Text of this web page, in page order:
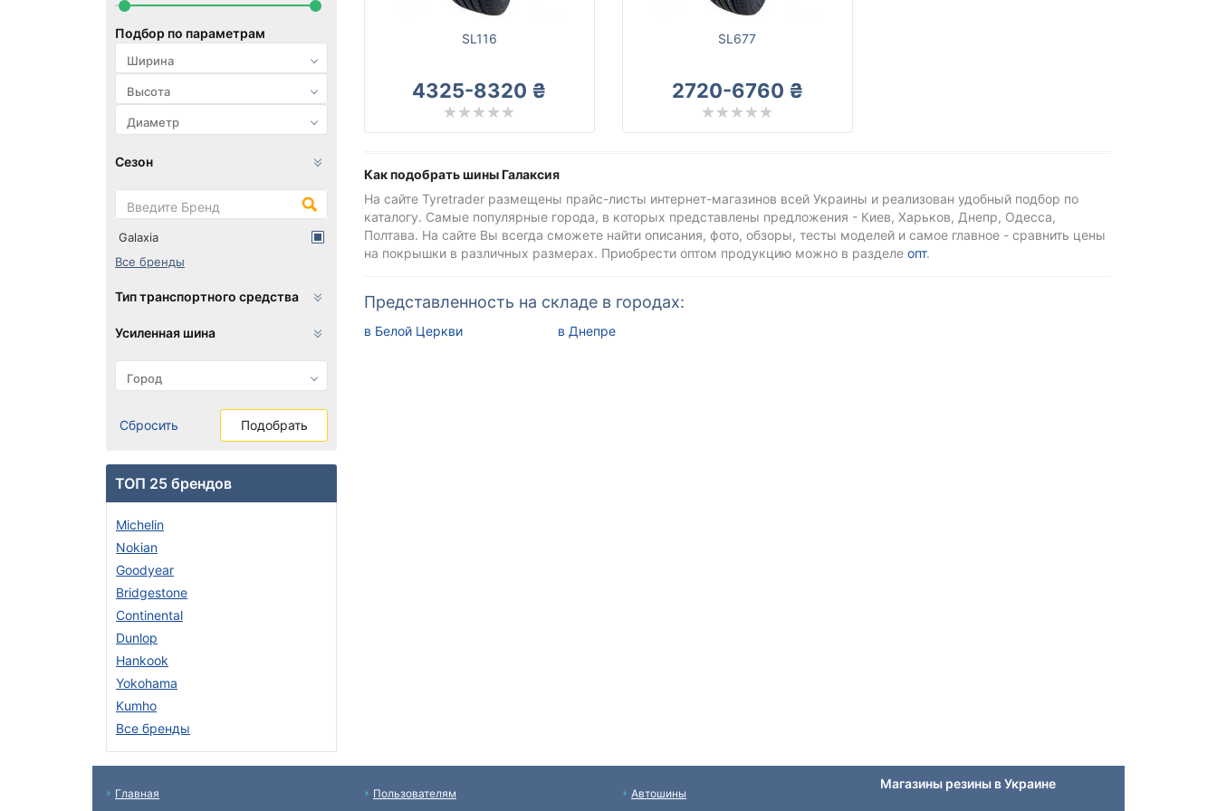
SL116
4325-8320 ₴
SL677
2720-6760 ₴
Как подобрать шины Галаксия
На сайте Tyretrader размещены прайс-листы интернет-магазинов всей Украины и реализован удобный подбор по
каталогу. Самые популярные города, в которых представлены предложения - Киев, Харьков, Днепр, Одесса,
Полтава. На сайте Вы всегда сможете найти описания, фото, обзоры, тесты моделей и самое главное - сравнить цены
на покрышки в различных размерах. Приобрести оптом продукцию можно в разделе опт.
Представленность на складе в городах:
в Белой Церкви в Днепре
Подбор по параметрам
Сезон
Galaxia
Все бренды
Тип транспортного средства
Усиленная шина
Сбросить Подобрать
ТОП 25 брендов
Michelin
Nokian
Goodyear
Bridgestone
Continental
Dunlop
Hankook
Yokohama
Kumho
Все бренды
Главная Пользователям Автошины
Магазины резины в Украине